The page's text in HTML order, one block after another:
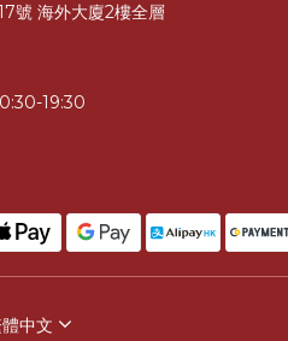
號 海外大廈2樓全層
19:30
中文